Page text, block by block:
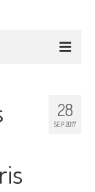
28
SEP 2017